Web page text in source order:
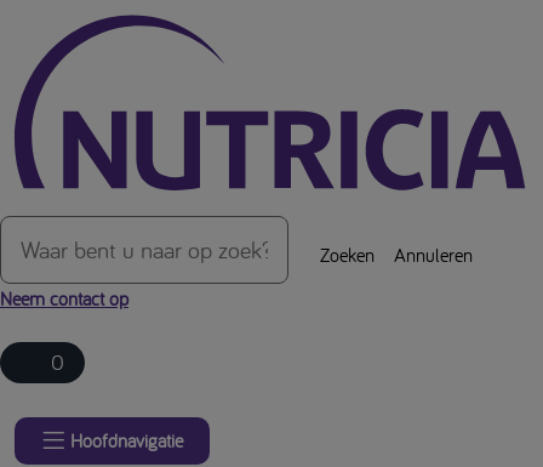
Over de inhoud van de pagina
Zoeken
Annuleren
Neem contact op
0
Hoofdnavigatie